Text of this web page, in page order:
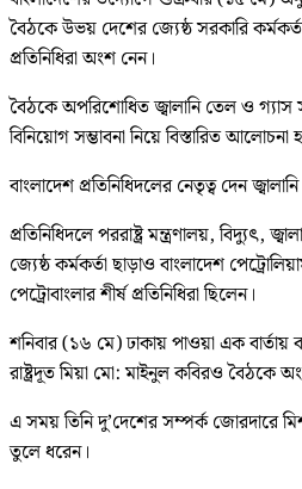
বৈঠকে উভয় দেশের জ্যেষ্ঠ সরকারি কর্মকর্তা
প্রতিনিধিরা অংশ নেন।
বৈঠকে অপরিশোধিত জ্বালানি তেল ও গ্যাস
বিনিয়োগ সম্ভাবনা নিয়ে বিস্তারিত আলোচনা
বাংলাদেশ প্রতিনিধিদলের নেতৃত্ব দেন
প্রতিনিধিদলে পররাষ্ট্র মন্ত্রণালয়, বিদ্যুৎ,
জ্যেষ্ঠ কর্মকর্তা ছাড়াও বাংলাদেশ
পেট্রোবাংলার শীর্ষ প্রতিনিধিরা ছিলেন।
শনিবার (১৬ মে) ঢাকায় পাওয়া এক বার্তায়
রাষ্ট্রদূত মিয়া মো: মাইনুল কবিরও বৈঠকে
এ সময় তিনি দু’দেশের সম্পর্ক জোরদারে
তুলে ধরেন।